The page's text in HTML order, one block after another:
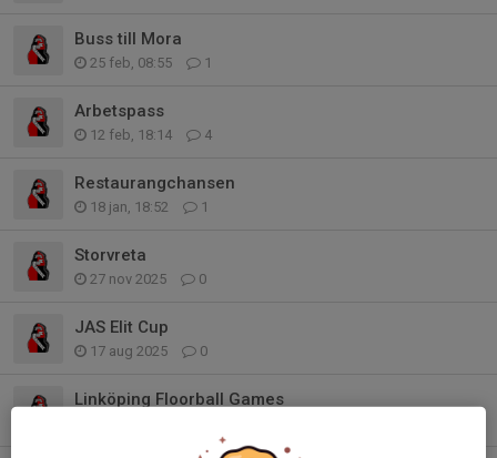
Buss till Mora
25 feb, 08:55 1
Arbetspass
12 feb, 18:14 4
Restaurangchansen
18 jan, 18:52 1
Storvreta
27 nov 2025 0
JAS Elit Cup
17 aug 2025 0
Linköping Floorball Games